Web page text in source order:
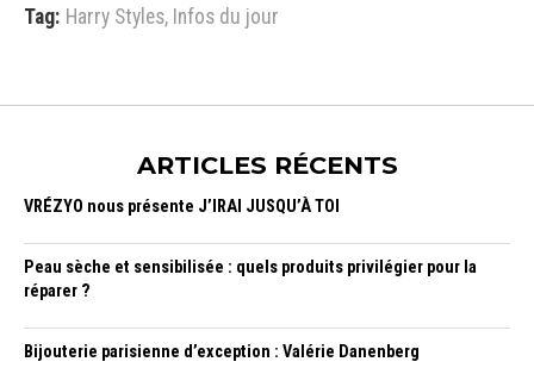
Tag: Harry Styles, Infos du jour
ARTICLES RÉCENTS
VRÉZYO nous présente J’IRAI JUSQU’À TOI
Peau sèche et sensibilisée : quels produits privilégier pour la
réparer ?
Bijouterie parisienne d’exception : Valérie Danenberg